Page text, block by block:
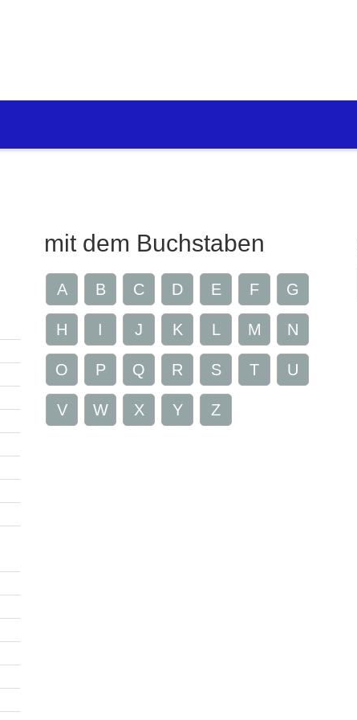
mit dem Buchstaben
A B C D E F G
H I J K L M N
O P Q R S T U
V W X Y Z